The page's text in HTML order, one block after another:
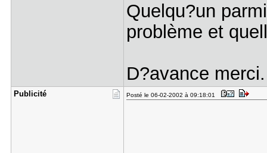
Quelqu?un
problème et
D?avance merci.
Publicité Posté le 06-02-2002 à 09:18:01